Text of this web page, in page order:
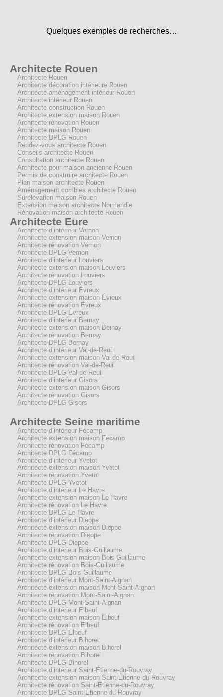
Quelques exemples de recherches…
Architecte Rouen
Architecte Rouen
Architecte décoration intérieure Rouen
Architecte aménagement intérieur Rouen
Architecte intérieur Rouen
Architecte construction Rouen
Architecte extension maison Rouen
Architecte rénovation Rouen
Architecte maison Rouen
Architecte DPLG Rouen
Rendez-vous architecte Rouen
Conseils architecte Rouen
Consultation architecte Rouen
Architecte pour maison ancienne Rouen
Permis de construire architecte Rouen
Plan maison architecte Rouen
Aménagement combles architecte Rouen
Surélévation maison Rouen
Extension maison architecte Normandie
Rénovation maison architecte Rouen
Architecte Eure
Architecte d’intérieur Vernon
Architecte extension maison Vernon
Architecte rénovation Vernon
Architecte DPLG Vernon
Architecte d’intérieur Louviers
Architecte extension maison Louviers
Architecte rénovation Louviers
Architecte DPLG Louviers
Architecte d’intérieur Évreux
Architecte extension maison Évreux
Architecte rénovation Évreux
Architecte DPLG Évreux
Architecte d’intérieur Bernay
Architecte extension maison Bernay
Architecte rénovation Bernay
Architecte DPLG Bernay
Architecte d’intérieur Val-de-Reuil
Architecte extension maison Val-de-Reuil
Architecte rénovation Val-de-Reuil
Architecte DPLG Val-de-Reuil
Architecte d’intérieur Gisors
Architecte extension maison Gisors
Architecte rénovation Gisors
Architecte DPLG Gisors
Architecte Seine maritime
Architecte d’intérieur Fécamp
Architecte extension maison Fécamp
Architecte rénovation Fécamp
Architecte DPLG Fécamp
Architecte d’intérieur Yvetot
Architecte extension maison Yvetot
Architecte rénovation Yvetot
Architecte DPLG Yvetot
Architecte d’intérieur Le Havre
Architecte extension maison Le Havre
Architecte rénovation Le Havre
Architecte DPLG Le Havre
Architecte d’intérieur Dieppe
Architecte extension maison Dieppe
Architecte rénovation Dieppe
Architecte DPLG Dieppe
Architecte d’intérieur Bois-Guillaume
Architecte extension maison Bois-Guillaume
Architecte rénovation Bois-Guillaume
Architecte DPLG Bois-Guillaume
Architecte d’intérieur Mont-Saint-Aignan
Architecte extension maison Mont-Saint-Aignan
Architecte rénovation Mont-Saint-Aignan
Architecte DPLG Mont-Saint-Aignan
Architecte d’intérieur Elbeuf
Architecte extension maison Elbeuf
Architecte rénovation Elbeuf
Architecte DPLG Elbeuf
Architecte d’intérieur Bihorel
Architecte extension maison Bihorel
Architecte rénovation Bihorel
Architecte DPLG Bihorel
Architecte d’intérieur Saint-Étienne-du-Rouvray
Architecte extension maison Saint-Étienne-du-Rouvray
Architecte rénovation Saint-Étienne-du-Rouvray
Architecte DPLG Saint-Étienne-du-Rouvray